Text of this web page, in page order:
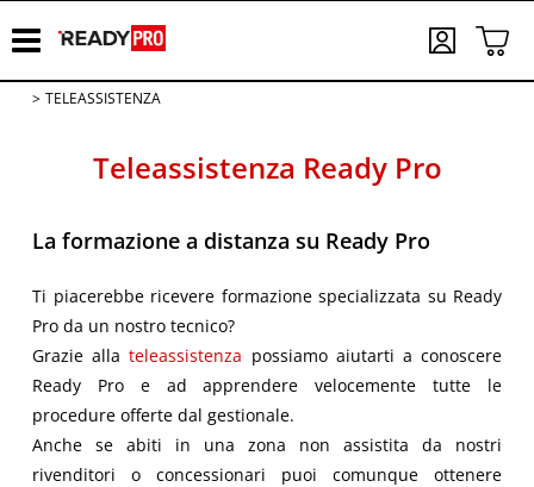
TELEASSISTENZA
Teleassistenza Ready Pro
La formazione a distanza su Ready Pro
Ti piacerebbe ricevere formazione specializzata su Ready
Pro da un nostro tecnico?
Grazie allateleassistenza possiamo aiutarti a conoscere
Ready Pro e ad apprendere velocemente tutte le
procedure offerte dal gestionale.
Anche se abiti in una zona non assistita da nostri
rivenditori o concessionari puoi comunque ottenere